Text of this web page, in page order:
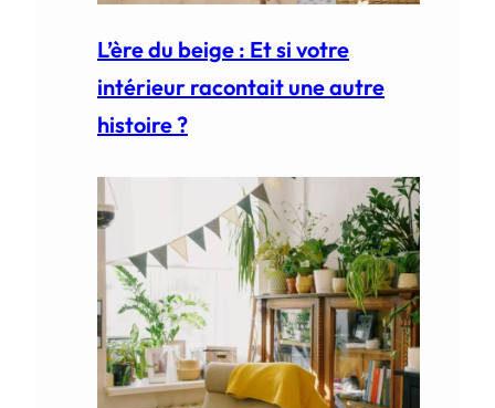
L’ère du beige : Et si votre
intérieur racontait une autre
histoire ?